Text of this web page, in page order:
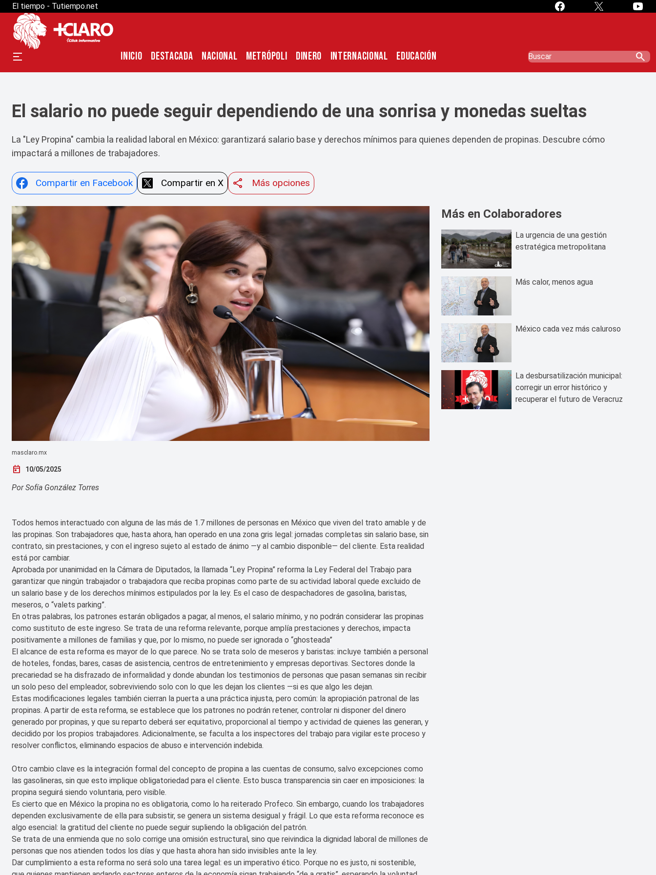
" />" />
El tiempo - Tutiempo.net
INICIO DESTACADA NACIONAL METRÓPOLI DINERO INTERNACIONAL EDUCACIÓN search
El salario no puede seguir dependiendo de una sonrisa y monedas sueltas
La "Ley Propina" cambia la realidad laboral en México: garantizará salario base y derechos mínimos para quienes dependen de propinas. Descubre cómo
impactará a millones de trabajadores.
Compartir en Facebook Compartir en X Más opciones
masclaro.mx
today 10/05/2025
Por Sofía González Torres
Todos hemos interactuado con alguna de las más de 1.7 millones de personas en México que viven del trato amable y de
las propinas. Son trabajadores que, hasta ahora, han operado en una zona gris legal: jornadas completas sin salario base, sin
contrato, sin prestaciones, y con el ingreso sujeto al estado de ánimo —y al cambio disponible— del cliente. Esta realidad
está por cambiar.
Aprobada por unanimidad en la Cámara de Diputados, la llamada “Ley Propina” reforma la Ley Federal del Trabajo para
garantizar que ningún trabajador o trabajadora que reciba propinas como parte de su actividad laboral quede excluido de
un salario base y de los derechos mínimos estipulados por la ley. Es el caso de despachadores de gasolina, baristas,
meseros, o “valets parking”.
En otras palabras, los patrones estarán obligados a pagar, al menos, el salario mínimo, y no podrán considerar las propinas
como sustituto de este ingreso. Se trata de una reforma relevante, porque amplía prestaciones y derechos, impacta
positivamente a millones de familias y que, por lo mismo, no puede ser ignorada o “ghosteada”
El alcance de esta reforma es mayor de lo que parece. No se trata solo de meseros y baristas: incluye también a personal
de hoteles, fondas, bares, casas de asistencia, centros de entretenimiento y empresas deportivas. Sectores donde la
precariedad se ha disfrazado de informalidad y donde abundan los testimonios de personas que pasan semanas sin recibir
un solo peso del empleador, sobreviviendo solo con lo que les dejan los clientes —si es que algo les dejan.
Estas modificaciones legales también cierran la puerta a una práctica injusta, pero común: la apropiación patronal de las
propinas. A partir de esta reforma, se establece que los patrones no podrán retener, controlar ni disponer del dinero
generado por propinas, y que su reparto deberá ser equitativo, proporcional al tiempo y actividad de quienes las generan, y
decidido por los propios trabajadores. Adicionalmente, se faculta a los inspectores del trabajo para vigilar este proceso y
resolver conflictos, eliminando espacios de abuso e intervención indebida.
Otro cambio clave es la integración formal del concepto de propina a las cuentas de consumo, salvo excepciones como
las gasolineras, sin que esto implique obligatoriedad para el cliente. Esto busca transparencia sin caer en imposiciones: la
propina seguirá siendo voluntaria, pero visible.
Es cierto que en México la propina no es obligatoria, como lo ha reiterado Profeco. Sin embargo, cuando los trabajadores
dependen exclusivamente de ella para subsistir, se genera un sistema desigual y frágil. Lo que esta reforma reconoce es
algo esencial: la gratitud del cliente no puede seguir supliendo la obligación del patrón.
Se trata de una enmienda que no solo corrige una omisión estructural, sino que reivindica la dignidad laboral de millones de
personas que nos atienden todos los días y que hasta ahora han sido invisibles ante la ley.
Dar cumplimiento a esta reforma no será solo una tarea legal: es un imperativo ético. Porque no es justo, ni sostenible,
Más en Colaboradores
La urgencia de una gestión
estratégica metropolitana
Más calor, menos agua
México cada vez más caluroso
La desbursatilización municipal:
corregir un error histórico y
recuperar el futuro de Veracruz